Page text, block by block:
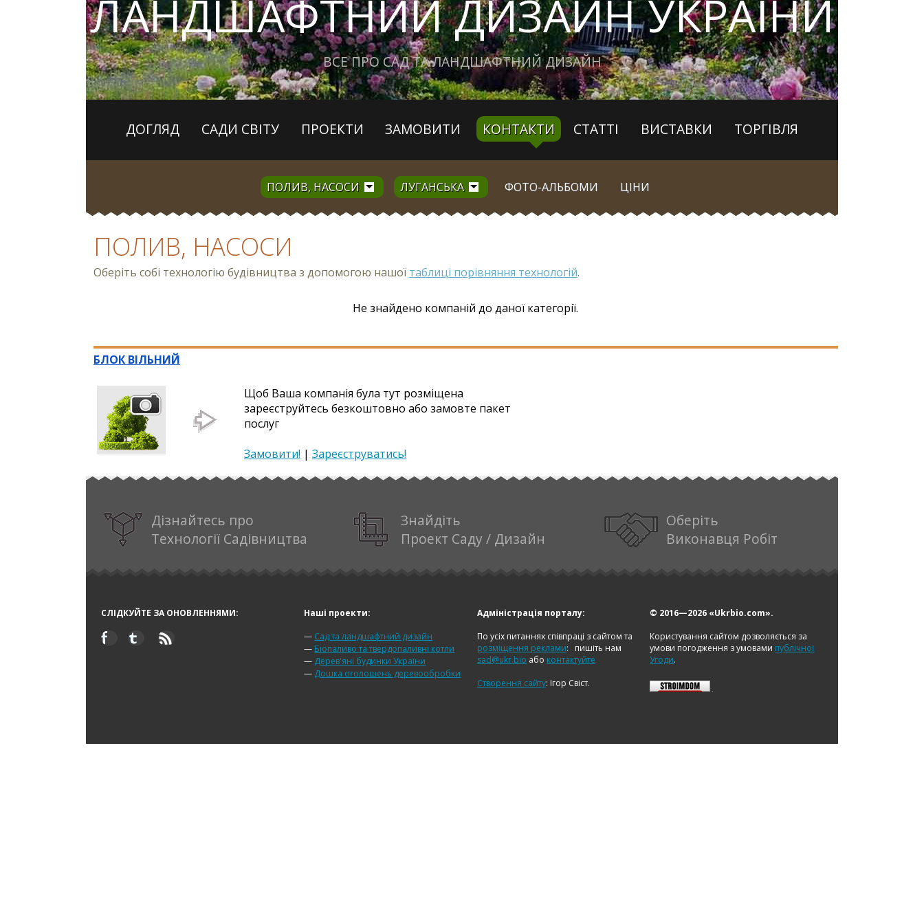
ЛАНДШАФТНИЙ ДИЗАЙН УКРАЇНИ
ВСЕ ПРО САД ТА ЛАНДШАФТНИЙ ДИЗАЙН
ДОГЛЯД САДИ СВІТУ ПРОЕКТИ ЗАМОВИТИ КОНТАКТИ СТАТТІ ВИСТАВКИ ТОРГІВЛЯ
ПОЛИВ, НАСОСИ ЛУГАНСЬКА ФОТО-АЛЬБОМИ ЦІНИ
ПОЛИВ, НАСОСИ
Оберіть собі технологію будівництва з допомогою нашої таблиці порівняння технологій.
Не знайдено компаній до даної категорії.
БЛОК ВІЛЬНИЙ
Щоб Ваша компанія була тут розміщена
зареєструйтесь безкоштовно або замовте пакет
послуг
Замовити! | Зареєструватись!
Дізнайтесь про
Технології Садівництва
Знайдіть
Проект Саду / Дизайн
Оберіть
Виконавця Робіт
СЛІДКУЙТЕ ЗА ОНОВЛЕННЯМИ:
Наші проекти:
— Сад та ландшафтний дизайн
— Біопаливо та твердопаливні котли
— Дерев'яні будинки України
— Дошка оголошень деревообробки
Адміністрація порталу:
По усіх питаннях співпраці з сайтом та
розміщення реклами:
пишіть нам
sad@ukr.bio або контактуйте
Створення сайту: Ігор Свіст.
© 2016—2026 «Ukrbio.com».
Користування сайтом дозволяється за
умови погодження з умовами публічної
Угоди.